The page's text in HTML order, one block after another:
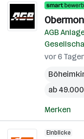
AGB
vor 6
ab
Merken
Einblicke